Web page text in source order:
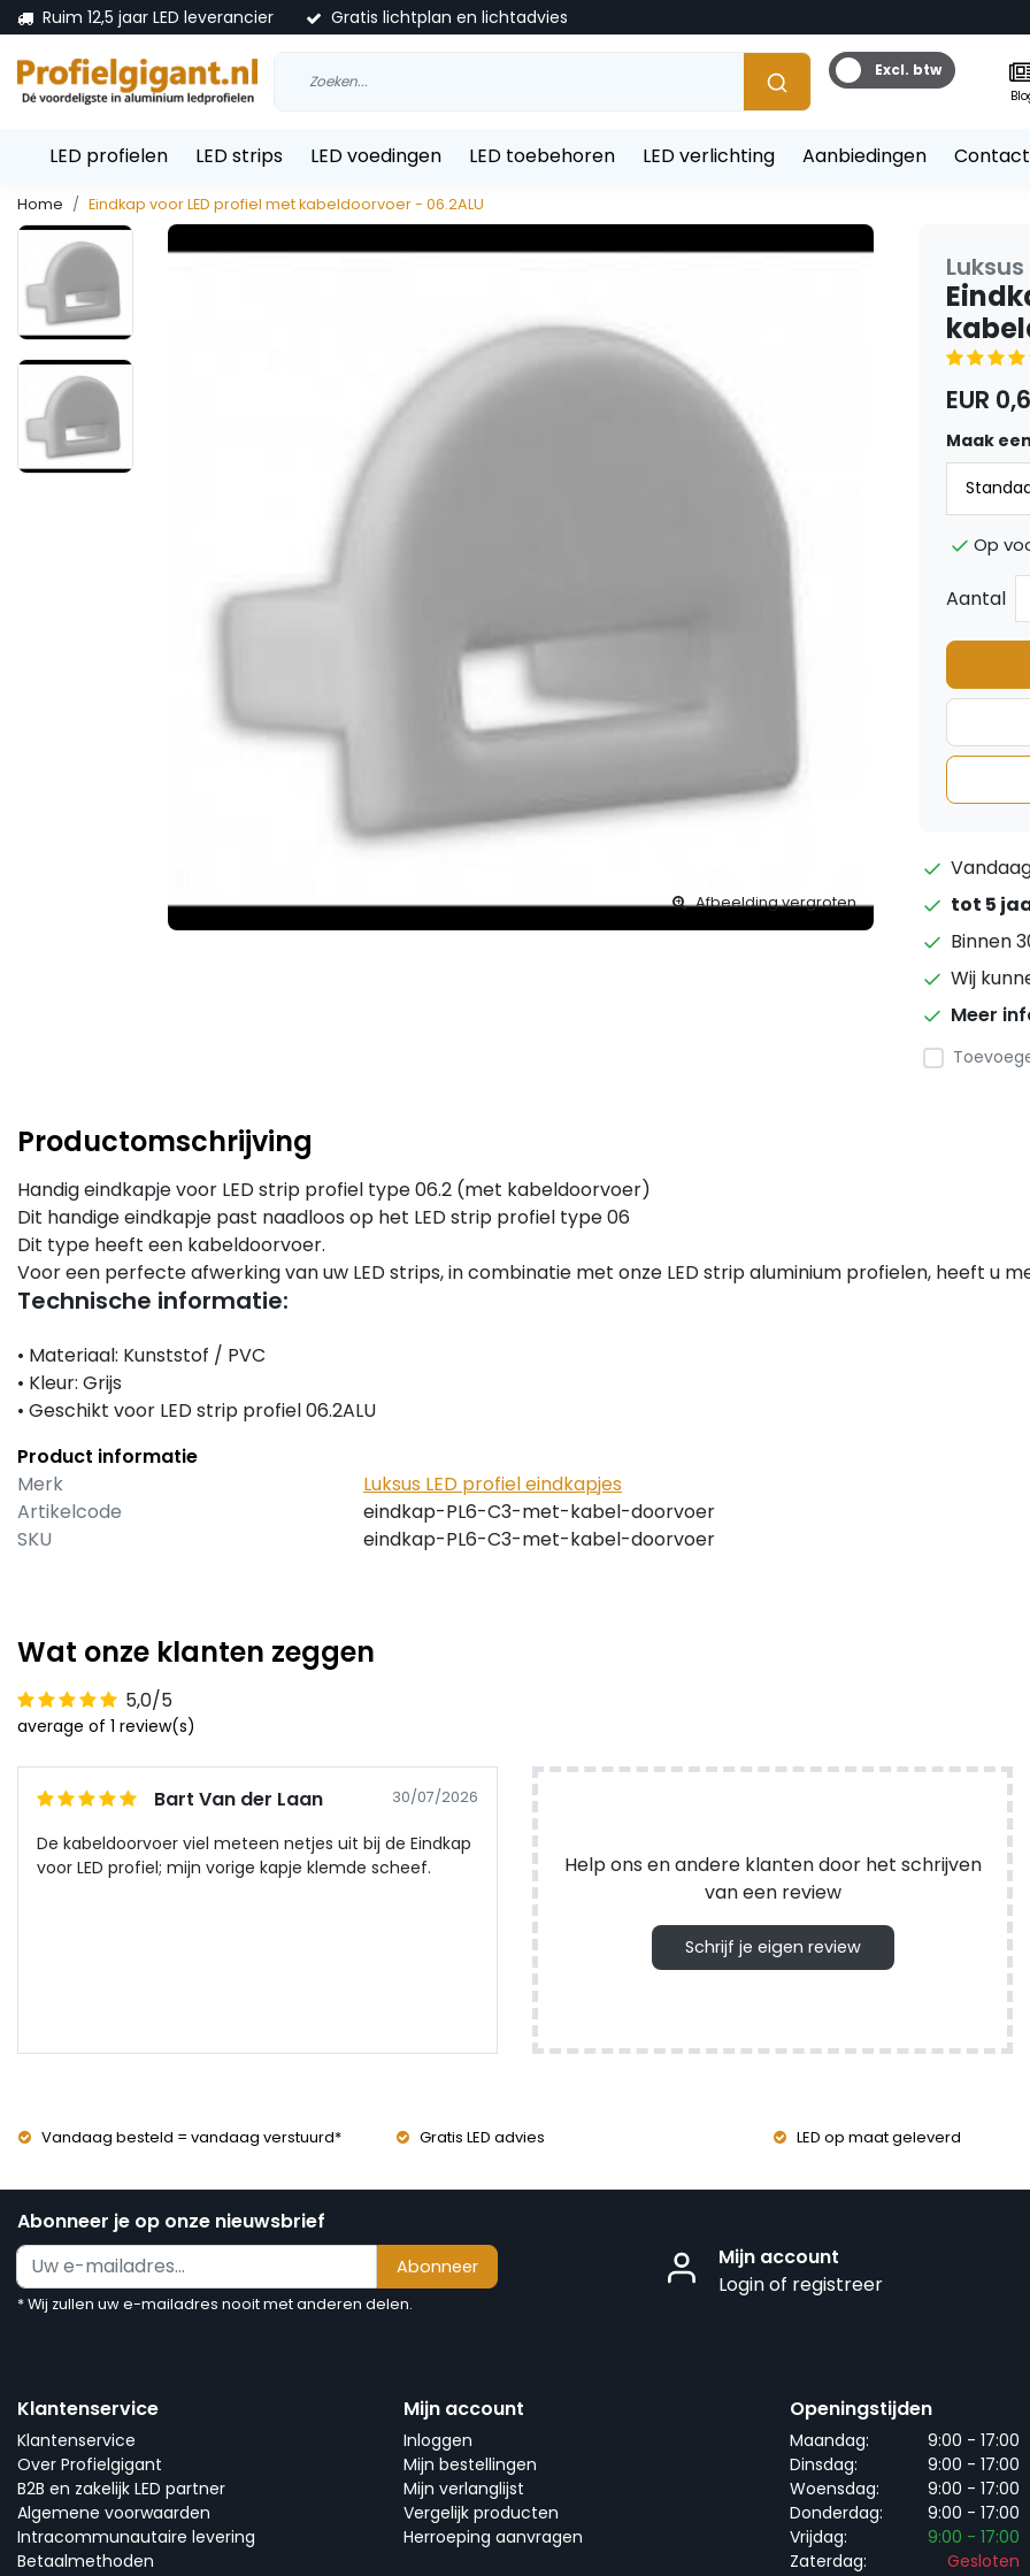
Ruim 12,5 jaar LED leverancier Gratis lichtplan en lichtadvies
Excl. btw
LED profielen LED strips LED voedingen LED toebehoren LED verlichting Aanbiedingen
Home Eindkap voor LED profiel met kabeldoorvoer - 06.2ALU
Afbeelding vergroten
EUR
Maak
Op
Aantal
tot 5
Binnen
Wij
Meer
Productomschrijving
Handig eindkapje voor LED strip profiel type 06.2 (met kabeldoorvoer)
Dit handige eindkapje past naadloos op het LED strip profiel type 06
Dit type heeft een kabeldoorvoer.
Voor een perfecte afwerking van uw LED strips, in combinatie met onze LED strip aluminium profielen, heeft u
Technische informatie:
• Materiaal: Kunststof / PVC
• Kleur: Grijs
• Geschikt voor LED strip profiel 06.2ALU
Product informatie
Merk
Luksus LED profiel eindkapjes
Artikelcode
eindkap-PL6-C3-met-kabel-doorvoer
SKU
eindkap-PL6-C3-met-kabel-doorvoer
Wat onze klanten zeggen
5,0/5
average of 1 review(s)
Bart Van der Laan 30/07/2026
De kabeldoorvoer viel meteen netjes uit bij de Eindkap
voor LED profiel; mijn vorige kapje klemde scheef.
Help ons en andere klanten door het schrijven
van een review
Schrijf je eigen review
Vandaag besteld = vandaag verstuurd* Gratis LED advies LED op maat geleverd
Abonneer je op onze nieuwsbrief
Abonneer
* Wij zullen uw e-mailadres nooit met anderen delen.
Mijn account
Login of registreer
Klantenservice
Klantenservice
Over Profielgigant
B2B en zakelijk LED partner
Algemene voorwaarden
Intracommunautaire levering
Betaalmethoden
Mijn account
Inloggen
Mijn bestellingen
Mijn verlanglijst
Vergelijk producten
Herroeping aanvragen
Openingstijden
Maandag:
9:00 - 17:00
Dinsdag:
9:00 - 17:00
Woensdag:
9:00 - 17:00
Donderdag:
9:00 - 17:00
Vrijdag:
9:00 - 17:00
Zaterdag:
Gesloten